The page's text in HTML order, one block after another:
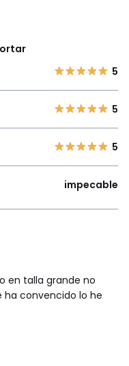
5
5
5
impecable
en talla grande no
ha convencido lo he